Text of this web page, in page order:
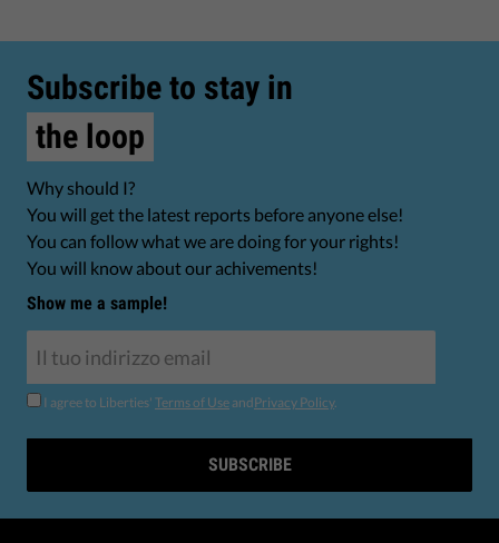
Subscribe to stay in
the loop
Why should I?
You will get the latest reports before anyone else!
You can follow what we are doing for your rights!
You will know about our achivements!
Show me a sample!
I agree to Liberties' Terms of Use andPrivacy Policy.
SUBSCRIBE